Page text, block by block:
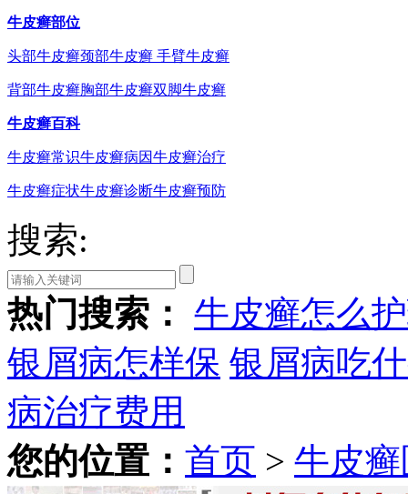
牛皮癣部位
头部牛皮癣颈部牛皮癣 手臂牛皮癣
背部牛皮癣胸部牛皮癣双脚牛皮癣
牛皮癣百科
牛皮癣常识牛皮癣病因牛皮癣治疗
牛皮癣症状牛皮癣诊断牛皮癣预防
搜索:
热门搜索： 牛皮癣怎么
银屑病怎样保 银屑病吃
病治疗费用
您的位置： 首页 > 牛皮